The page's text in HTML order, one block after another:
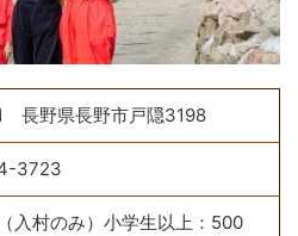
長野県長野市戸隠3198
3723
入村のみ）小学生以上：500